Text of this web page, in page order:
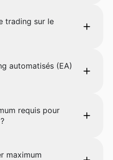
trading sur le
automatisés (EA)
requis pour
maximum